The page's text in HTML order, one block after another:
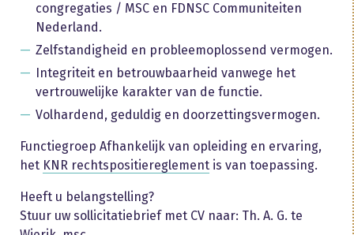
congregaties / MSC en FDNSC Communiteiten
Nederland.
Zelfstandigheid en probleemoplossend vermogen.
Integriteit en betrouwbaarheid vanwege het
vertrouwelijke karakter van de functie.
Volhardend, geduldig en doorzettingsvermogen.
Functiegroep Afhankelijk van opleiding en ervaring,
het KNR rechtspositiereglement is van toepassing.
Heeft u belangstelling?
Stuur uw sollicitatiebrief met CV naar: Th. A. G. te